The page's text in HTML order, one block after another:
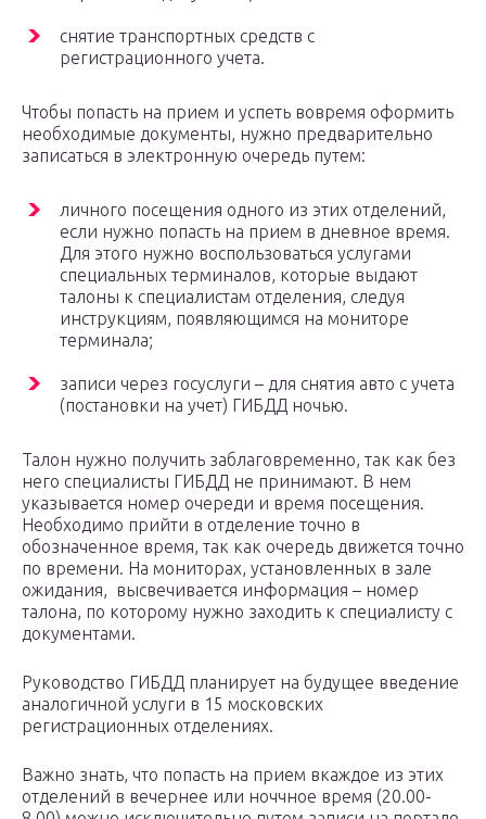
снятие транспортных средств с
регистрационного учета.
Чтобы попасть на прием и успеть вовремя оформить
необходимые документы, нужно предварительно
записаться в электронную очередь путем:
личного посещения одного из этих отделений,
если нужно попасть на прием в дневное время.
Для этого нужно воспользоваться услугами
специальных терминалов, которые выдают
талоны к специалистам отделения, следуя
инструкциям, появляющимся на мониторе
терминала;
записи через госуслуги – для снятия авто с учета
(постановки на учет) ГИБДД ночью.
Талон нужно получить заблаговременно, так как без
него специалисты ГИБДД не принимают. В нем
указывается номер очереди и время посещения.
Необходимо прийти в отделение точно в
обозначенное время, так как очередь движется точно
по времени. На мониторах, установленных в зале
ожидания, высвечивается информация – номер
талона, по которому нужно заходить к специалисту с
документами.
Руководство ГИБДД планирует на будущее введение
аналогичной услуги в 15 московских
регистрационных отделениях.
Важно знать, что попасть на прием вкаждое из этих
отделений в вечернее или ноччное время (20.00-